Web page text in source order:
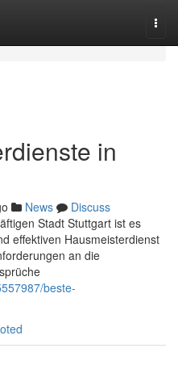
in
News
Discuss
Stadt Stuttgart ist es
effektiven Hausmeisterdienst
an die
beste-